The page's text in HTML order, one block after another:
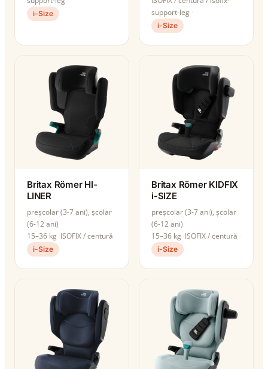
i-Size
support-leg
i-Size
Britax Römer HI-
LINER
preșcolar (3-7 ani), școlar
(6-12 ani)
15–36 kg ISOFIX / centură
i-Size
Britax Römer KIDFIX
i-SIZE
preșcolar (3-7 ani), școlar
(6-12 ani)
15–36 kg ISOFIX / centură
i-Size